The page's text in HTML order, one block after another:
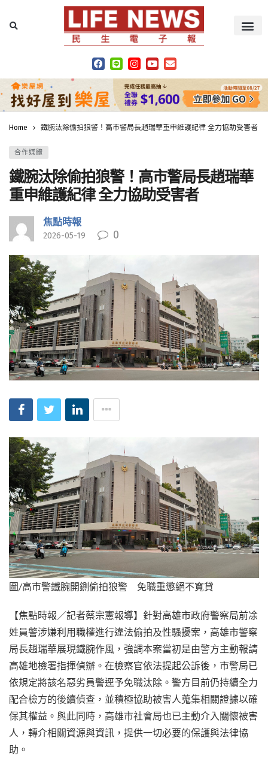
Home 鐵腕汰除偷拍狼警！高市警局長趙瑞華重申維護紀律 全力協助受害者
合作媒體
鐵腕汰除偷拍狼警！高市警局長趙瑞華
重申維護紀律 全力協助受害者
焦點時報
2026-05-19 0
圖/高市警鐵腕開鍘偷拍狼警 免職重懲絕不寬貸
【焦點時報／記者蔡宗憲報導】針對高雄市政府警察局前凃
姓員警涉嫌利用職權進行違法偷拍及性騷擾案，高雄市警察
局長趙瑞華展現鐵腕作風，強調本案當初是由警方主動報請
高雄地檢署指揮偵辦。在檢察官依法提起公訴後，市警局已
依規定將該名惡劣員警逕予免職汰除。警方目前仍持續全力
配合檢方的後續偵查，並積極協助被害人蒐集相關證據以確
保其權益。與此同時，高雄市社會局也已主動介入關懷被害
人，轉介相關資源與資訊，提供一切必要的保護與法律協
助。